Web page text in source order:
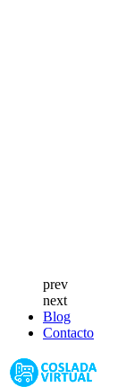
prev
next
Blog
Contacto